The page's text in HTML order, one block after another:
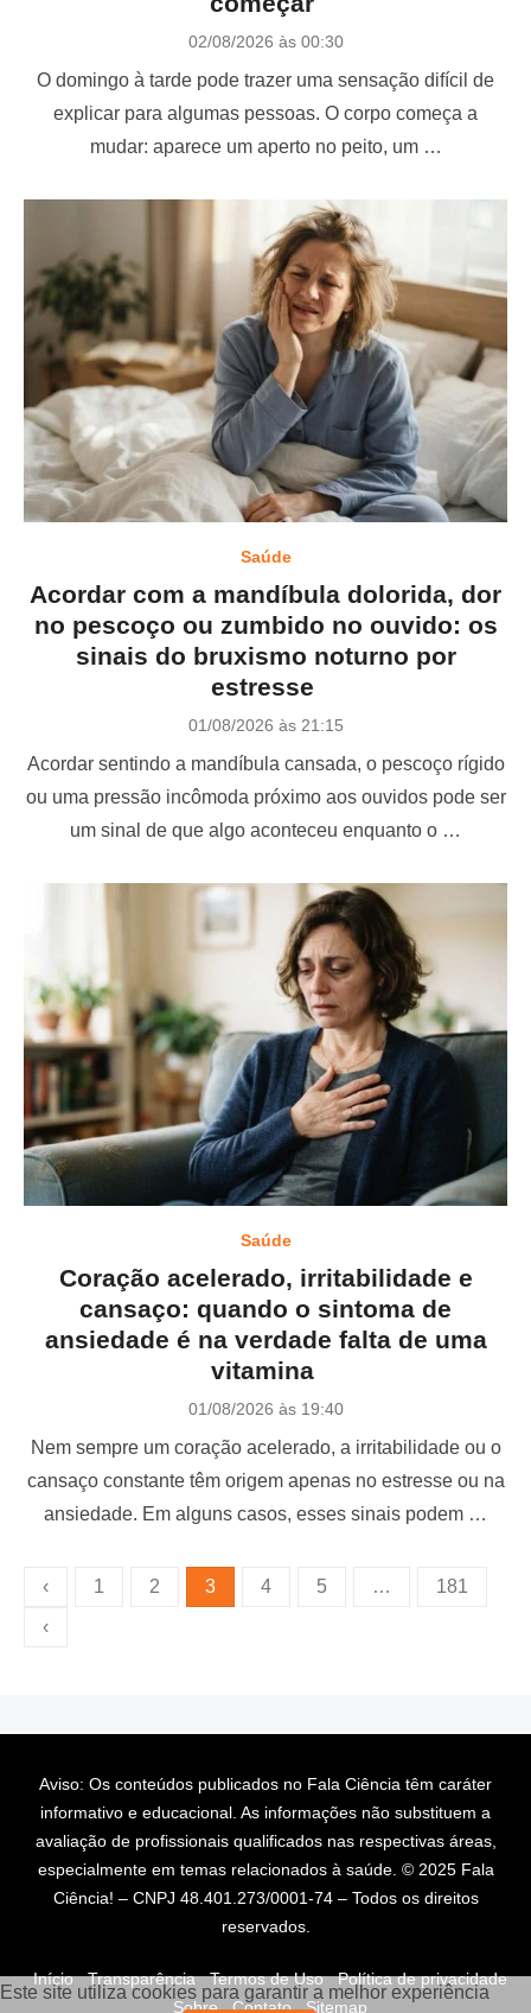
Este site utiliza cookies para garantir a melhor experiência
P
s
e
d
02/08/2026 às 00:30
O domingo à tarde pode trazer uma sensação difícil de
explicar para algumas pessoas. O corpo começa a
mudar: aparece um aperto no peito, um …
Saúde
Acordar com a mandíbula dolorida, dor
no pescoço ou zumbido no ouvido: os
sinais do bruxismo noturno por
estresse
P
s
e
d
01/08/2026 às 21:15
Acordar sentindo a mandíbula cansada, o pescoço rígido
ou uma pressão incômoda próximo aos ouvidos pode ser
um sinal de que algo aconteceu enquanto o …
Saúde
Coração acelerado, irritabilidade e
cansaço: quando o sintoma de
ansiedade é na verdade falta de uma
vitamina
P
s
t
e
d
01/08/2026 às 19:40
Nem sempre um coração acelerado, a irritabilidade ou o
cansaço constante têm origem apenas no estresse ou na
ansiedade. Em alguns casos, esses sinais podem …
ã
p
‹ 1 2 3 4 5 …
181
‹
Aviso: Os conteúdos publicados no Fala Ciência têm caráter
informativo e educacional. As informações não substituem a
avaliação de profissionais qualificados nas respectivas áreas,
especialmente em temas relacionados à saúde. © 2025 Fala
Ciência! – CNPJ 48.401.273/0001-74 – Todos os direitos
reservados.
Início Transparência Termos de Uso
Política de privacidade
Sobre
Contato Sitemap